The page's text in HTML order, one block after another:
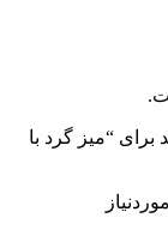
برای “میز گرد با